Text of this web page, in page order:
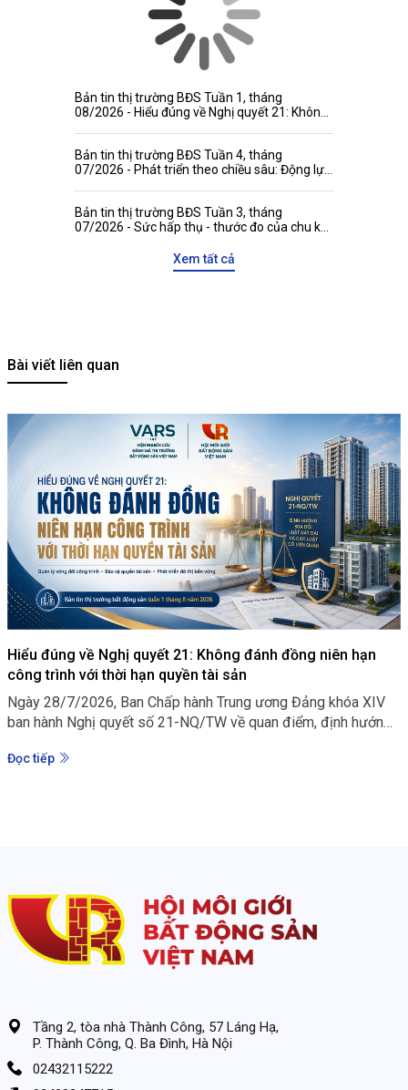
Bản tin thị trường BĐS Tuần 1, tháng
08/2026 - Hiểu đúng về Nghị quyết 21: Không
Bản tin thị trường BĐS Tuần 4, tháng
07/2026 - Phát triển theo chiều sâu: Động lực
Bản tin thị trường BĐS Tuần 3, tháng
07/2026 - Sức hấp thụ - thước đo của chu kỳ
Xem tất cả
Bài viết liên quan
Hiểu đúng về Nghị quyết 21: Không đánh đồng niên hạn
công trình với thời hạn quyền tài sản
Ngày 28/7/2026, Ban Chấp hành Trung ương Đảng khóa XIV
ban hành Nghị quyết số 21-NQ/TW về quan điểm, định hướng
một định hướng nhằm tiếp tục hoàn thiện cơ chế khai thác
Đọc tiếp
Tầng 2, tòa nhà Thành Công, 57 Láng Hạ,
P. Thành Công, Q. Ba Đình, Hà Nội
02432115222